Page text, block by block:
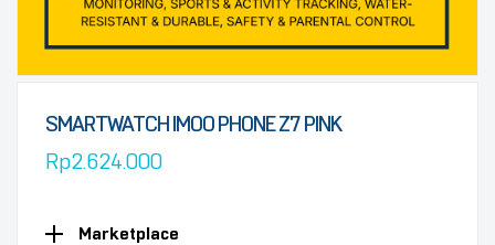
SMARTWATCH IMOO PHONE Z7 PINK
Rp2.624.000
Marketplace